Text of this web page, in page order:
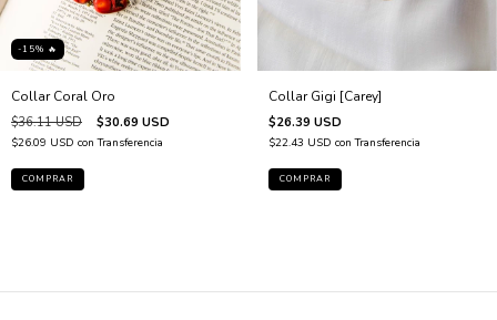
-15% 🔥
Collar Coral Oro
$36.11 USD $30.69 USD
$26.09 USD con Transferencia
Collar Gigi [Carey]
$26.39 USD
$22.43 USD con Transferencia